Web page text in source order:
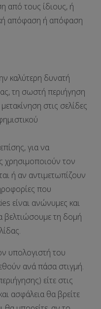
από τους ίδιους, ή
απόφαση ή απόφαση
καλύτερη δυνατή
τη σωστή περιήγηση
στις σελίδες
για να
χρησιμοποιούν τον
ή αν αντιμετωπίζουν
που
είναι ανώνυμες και
βελτιώσουμε τη δομή
υπολογιστή του
ανά πάσα στιγμή.
είτε στις
ασφάλεια θα βρείτε